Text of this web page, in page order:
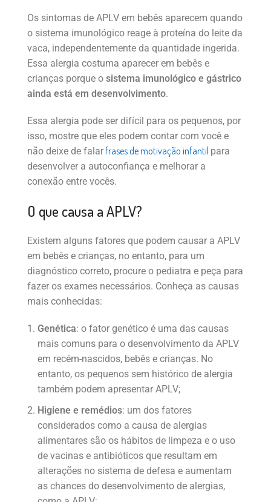
Os sintomas de APLV em bebês aparecem quando
o sistema imunológico reage à proteína do leite da
vaca, independentemente da quantidade ingerida.
Essa alergia costuma aparecer em bebês e
crianças porque o sistema imunológico e gástrico
ainda está em desenvolvimento.
Essa alergia pode ser difícil para os pequenos, por
isso, mostre que eles podem contar com você e
não deixe de falarfrases de motivação infantil para
desenvolver a autoconfiança e melhorar a
conexão entre vocês.
O que causa a APLV?
Existem alguns fatores que podem causar a APLV
em bebês e crianças, no entanto, para um
diagnóstico correto, procure o pediatra e peça para
fazer os exames necessários. Conheça as causas
mais conhecidas:
Genética: o fator genético é uma das causas
mais comuns para o desenvolvimento da APLV
em recém-nascidos, bebês e crianças. No
entanto, os pequenos sem histórico de alergia
também podem apresentar APLV;
Higiene e remédios: um dos fatores
considerados como a causa de alergias
alimentares são os hábitos de limpeza e o uso
de vacinas e antibióticos que resultam em
alterações no sistema de defesa e aumentam
as chances do desenvolvimento de alergias,